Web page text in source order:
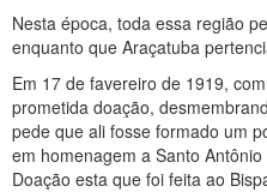
Nesta época, toda essa região
enquanto que Araçatuba
Em 17 de favereiro de 1919,
prometida doação,
pede que ali fosse formado um
em homenagem a Santo
Doação esta que foi feita ao